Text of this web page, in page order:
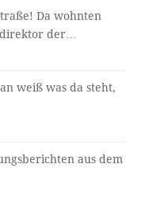
Da wohnten
der…
weiß was da steht,
aus dem